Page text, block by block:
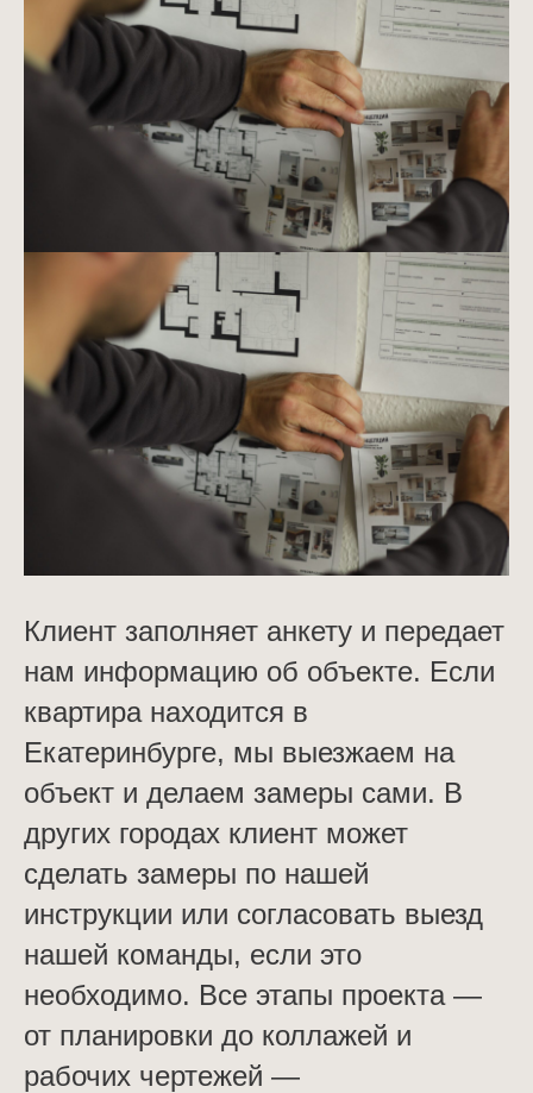
Клиент заполняет анкету и передает
нам информацию об объекте. Если
квартира находится в
Екатеринбурге, мы выезжаем на
объект и делаем замеры сами. В
других городах клиент может
сделать замеры по нашей
инструкции или согласовать выезд
нашей команды, если это
необходимо. Все этапы проекта —
от планировки до коллажей и
рабочих чертежей —